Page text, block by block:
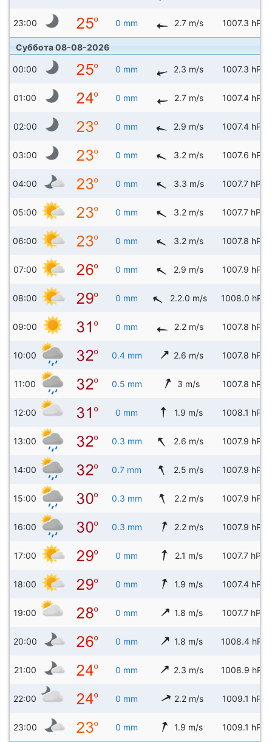
23:00 0 mm 2.7 m/s 1007.3 hPa
Суббота 08-08-2026
00:00 0 mm 2.3 m/s 1007.3 hPa
01:00 0 mm 2.7 m/s 1007.4 hPa
02:00 0 mm 2.9 m/s 1007.4 hPa
03:00 0 mm 3.2 m/s 1007.6 hPa
04:00 0 mm 3.3 m/s 1007.7 hPa
05:00 0 mm 3.2 m/s 1007.7 hPa
06:00 0 mm 3.2 m/s 1007.8 hPa
07:00 0 mm 2.9 m/s 1007.9 hPa
08:00 0 mm 2.2.0 m/s 1008.0 hPa
09:00 0 mm 2.2 m/s 1007.8 hPa
10:00 0.4 mm 2.6 m/s 1007.8 hPa
11:00 0.5 mm 3 m/s 1007.8 hPa
12:00 0 mm 1.9 m/s 1008.1 hPa
13:00 0.3 mm 2.6 m/s 1007.9 hPa
14:00 0.7 mm 2.5 m/s 1007.9 hPa
15:00 0.3 mm 2.2 m/s 1007.9 hPa
16:00 0.3 mm 2.2 m/s 1007.9 hPa
17:00 0 mm 2.1 m/s 1007.7 hPa
18:00 0 mm 1.9 m/s 1007.4 hPa
19:00 0 mm 1.8 m/s 1007.7 hPa
20:00 0 mm 1.8 m/s 1008.4 hPa
21:00 0 mm 2.3 m/s 1008.9 hPa
22:00 0 mm 2.2 m/s 1009.1 hPa
23:00 0 mm 1.9 m/s 1009.1 hPa